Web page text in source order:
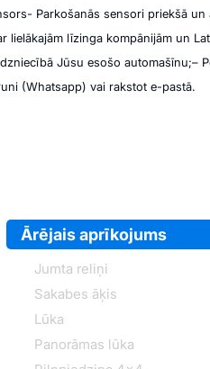
- Parkošanās sensori priekšā un
līzinga kompānijām un
Jūsu esošo automašīnu;–
(Whatsapp) vai rakstot e-pastā.
Ārējais aprīkojums
Jumta reliņi
Sakabes āķis
Lūka
Panorāmas lūka